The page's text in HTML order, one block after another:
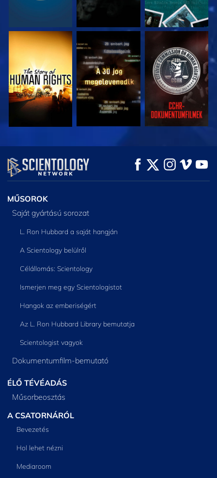
MŰSORNÉZÉS MŰSORNÉZÉS MŰSORNÉZÉS
MŰSORNÉZÉS MŰSORNÉZÉS
A SOROZAT
RÉSZEI
MŰSOROK
Saját gyártású sorozat
L. Ron Hubbard a saját hangján
A Scientology belülről
Célállomás: Scientology
Ismerjen meg egy Scientologistot
Hangok az emberiségért
Az L. Ron Hubbard Library bemutatja
Scientologist vagyok
Dokumentumfilm-bemutató
ÉLŐ TÉVÉADÁS
Műsorbeosztás
A CSATORNÁRÓL
Bevezetés
Hol lehet nézni
Mediaroom